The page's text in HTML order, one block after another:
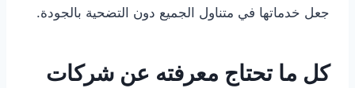
جعل خدماتها في متناول الجميع دون التضحية بالجودة.
كل ما تحتاج معرفته عن شركات